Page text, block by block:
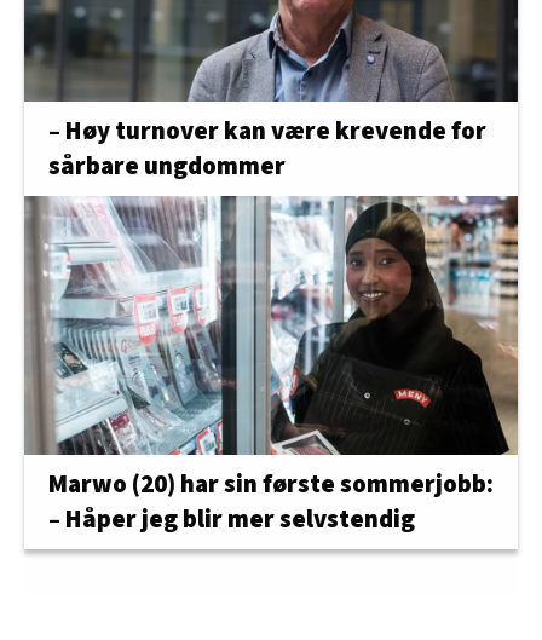
– Høy turnover kan være krevende for
sårbare ungdommer
Marwo (20) har sin første sommerjobb:
– Håper jeg blir mer selvstendig